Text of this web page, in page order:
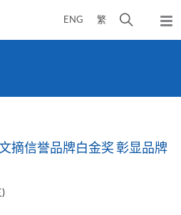
ENG 繁
开
弹
出
摘信誉品牌白金奖 彰显品牌
)